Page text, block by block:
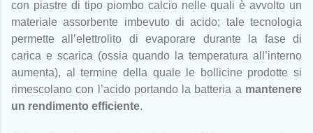
con piastre di tipo piombo calcio nelle quali è avvolto un
materiale assorbente imbevuto di acido; tale tecnologia
permette all’elettrolito di evaporare durante la fase di
carica e scarica (ossia quando la temperatura all’interno
aumenta), al termine della quale le bollicine prodotte si
rimescolano con l’acido portando la batteria a mantenere
un rendimento efficiente.